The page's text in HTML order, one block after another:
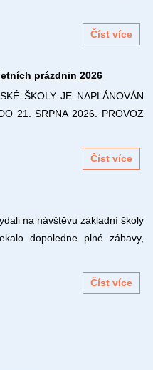
Číst více
prázdnin 2026
ŠKOLY JE NAPLÁNOVÁN
21. SRPNA 2026. PROVOZ
Číst více
na návštěvu základní školy
dopoledne plné zábavy,
Číst více